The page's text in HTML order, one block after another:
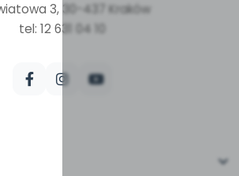
3, 30-437 Kraków
tel: 12 631 04 10